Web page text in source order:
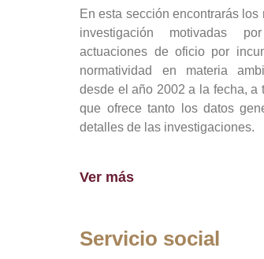
En esta sección encontrarás los
investigación motivadas
actuaciones de oficio por
normatividad en materia
desde el año 2002 a la fecha, a
que ofrece tanto los datos
detalles de las investigaciones.
Ver más
Servicio social